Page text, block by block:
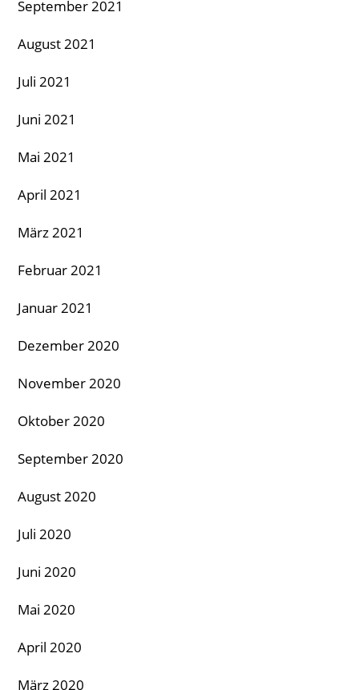
September 2021
August 2021
Juli 2021
Juni 2021
Mai 2021
April 2021
März 2021
Februar 2021
Januar 2021
Dezember 2020
November 2020
Oktober 2020
September 2020
August 2020
Juli 2020
Juni 2020
Mai 2020
April 2020
März 2020